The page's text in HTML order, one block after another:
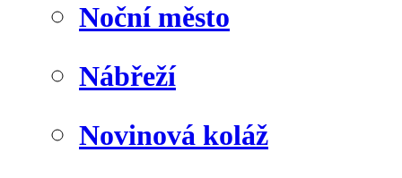
Noční město
Nábřeží
Novinová koláž